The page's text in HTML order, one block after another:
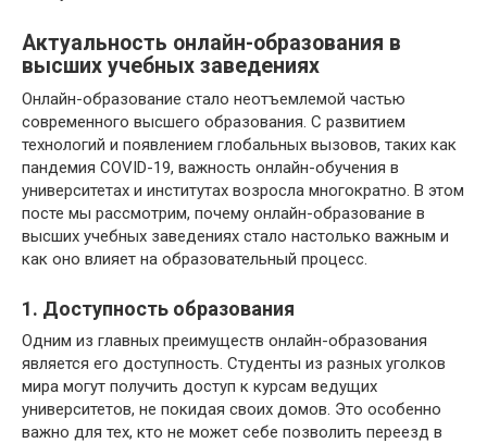
Актуальность онлайн-образования в
высших учебных заведениях
Онлайн-образование стало неотъемлемой частью
современного высшего образования. С развитием
технологий и появлением глобальных вызовов, таких как
пандемия COVID-19, важность онлайн-обучения в
университетах и институтах возросла многократно. В этом
посте мы рассмотрим, почему онлайн-образование в
высших учебных заведениях стало настолько важным и
как оно влияет на образовательный процесс.
1. Доступность образования
Одним из главных преимуществ онлайн-образования
является его доступность. Студенты из разных уголков
мира могут получить доступ к курсам ведущих
университетов, не покидая своих домов. Это особенно
важно для тех, кто не может себе позволить переезд в